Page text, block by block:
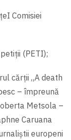
Comisiei
(PETI);
cărții „A death
– împreună
Metsola –
Caruana
europeni